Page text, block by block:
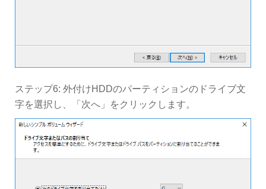
ステップ6: 外付けHDDのパーティションのドライブ文
字を選択し、「次へ」をクリックします。